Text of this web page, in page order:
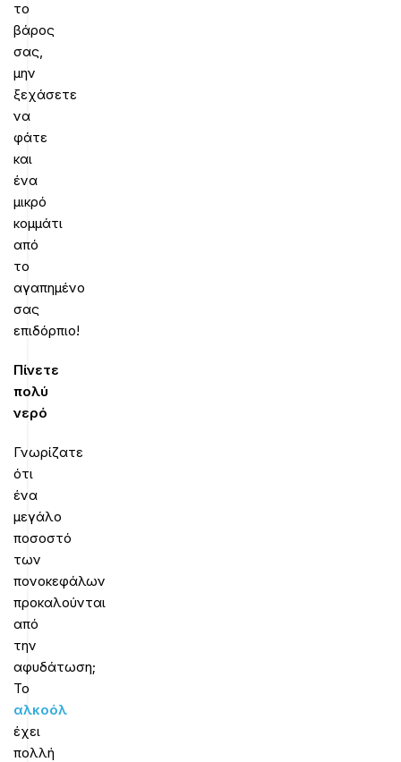
το
βάρος
σας,
μην
ξεχάσετε
να
φάτε
και
ένα
μικρό
κομμάτι
από
το
αγαπημένο
σας
επιδόρπιο!
Πίνετε
πολύ
νερό
Γνωρίζατε
ότι
ένα
μεγάλο
ποσοστό
των
πονοκεφάλων
προκαλούνται
από
την
αφυδάτωση;
Το
αλκοόλ
έχει
πολλή